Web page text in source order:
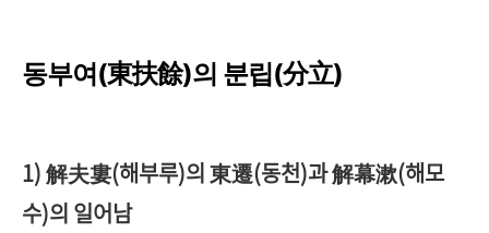
동부여(東扶餘)의 분립(分立)
1) 解夫婁(해부루)의 東遷(동천)과 解幕漱(해모
수)의 일어남